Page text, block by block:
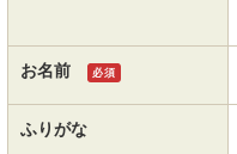
お名前 必須
ふりがな